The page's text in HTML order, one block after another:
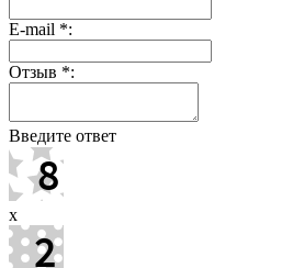
E-mail *:
Отзыв *:
Введите ответ
x